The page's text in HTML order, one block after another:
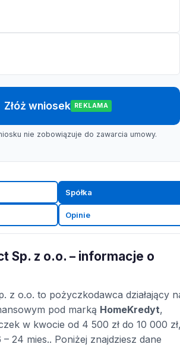
Złóż wniosek REKLAMA
nie zobowiązuje do zawarcia umowy.
Spółka
Opinie
Sp. z o.o. – informacje o
z o.o. to pożyczkodawca działający
pod marką HomeKredyt,
w kwocie od 4 500 zł do 10 000
– 24 mies.. Poniżej znajdziesz dane